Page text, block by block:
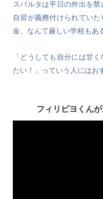
スパルタは平日の外出を禁
自習が義務付けられてい
金、なんて厳しい学校もあ
「どうしても自分には甘
たい！」っていう人にはお
フィリピヨくん